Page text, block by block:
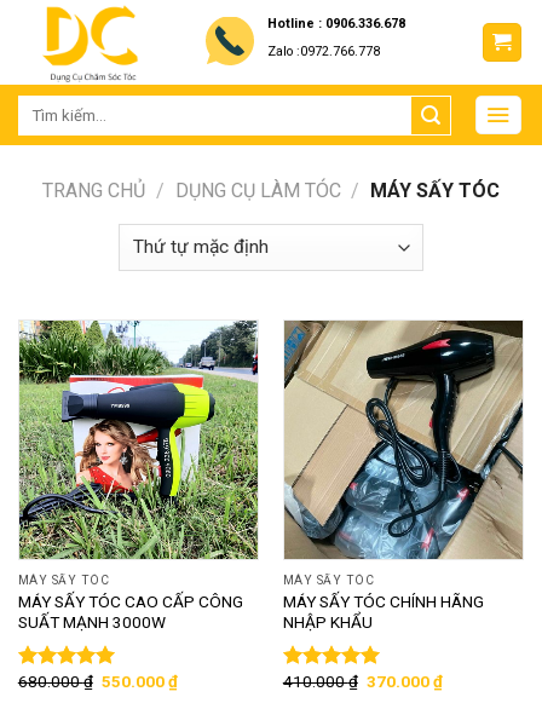
content
Hotline : 0906.336.678
Zalo :0972.766.778
TRANG CHỦ / DỤNG CỤ LÀM TÓC / MÁY SẤY TÓC
MÁY SẤY TÓC
MÁY SẤY TÓC CAO CẤP CÔNG
SUẤT MẠNH 3000W
Được xếp
680.000₫ 550.000₫
MÁY SẤY TÓC
MÁY SẤY TÓC CHÍNH HÃNG
NHẬP KHẨU
Được xếp
410.000₫ 370.000₫